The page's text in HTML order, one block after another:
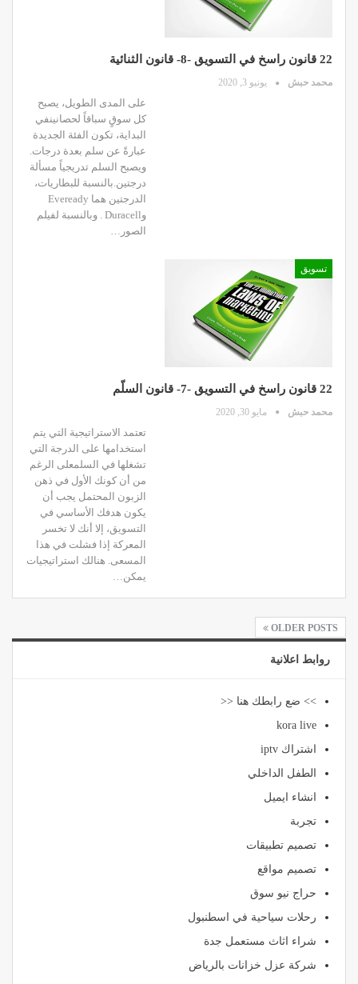
22 قانون راسخ في التسويق -8- قانون الثنائية
محمد حبش يونيو 3, 2020
على المدى الطويل، يصبح
كل سوقٍ سباقاً لحصانينفي
البداية، تكون الفئة الجديدة
عبارةً عن سلم بعدة درجات.
ويصبح السلم تدريجياً مسألة
درجتين.بالنسبة للبطاريات،
الدرجتين هما Eveready
وDuracell . وبالنسبة لفيلم
الصور…
تسويق
22 قانون راسخ في التسويق -7- قانون السلّم
محمد حبش مايو 30, 2020
تعتمد الاستراتيجية التي يتم
استخدامها على الدرجة التي
تشغلها في السلمعلى الرغم
من أن كونك الأول في ذهن
الزبون المحتمل يجب أن
يكون هدفك الأساسي في
التسويق، إلا أنك لا تخسر
المعركة إذا فشلت في هذا
المسعى. هنالك استراتيجيات
يمكن…
OLDER POSTS
روابط اعلانية
>> ضع رابطك هنا <<
kora live
اشتراك iptv
الطفل الداخلي
انشاء ايميل
تجربة
تصميم تطبيقات
تصميم مواقع
حراج نيو سوق
رحلات سياحية في اسطنبول
شراء اثاث مستعمل جدة
شركة عزل خزانات بالرياض